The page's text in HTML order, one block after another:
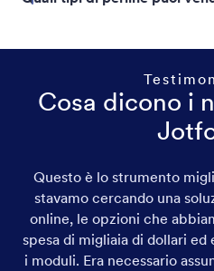
Perle di ceramica
Perle di vetro
Cosa dicono i
Questo è lo strumento
stavamo cercando una
online, le opzioni che
spesa di migliaia di dollari
i moduli. Era necessario